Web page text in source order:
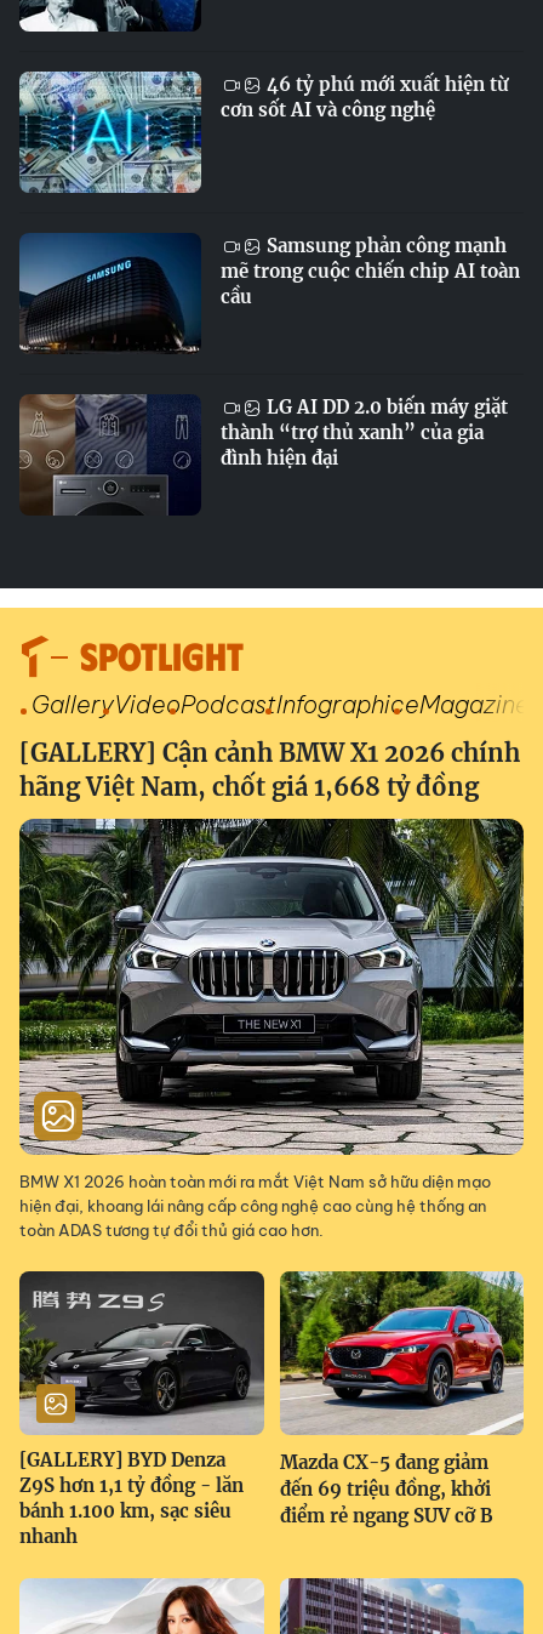
46 tỷ phú mới xuất hiện từ
cơn sốt AI và công nghệ
Samsung phản công mạnh
mẽ trong cuộc chiến chip AI toàn
cầu
LG AI DD 2.0 biến máy giặt
thành “trợ thủ xanh” của gia
đình hiện đại
SPOTLIGHT
GalleryVideoPodcastInfographiceMagazine
[GALLERY] Cận cảnh BMW X1 2026 chính
hãng Việt Nam, chốt giá 1,668 tỷ đồng
BMW X1 2026 hoàn toàn mới ra mắt Việt Nam sở hữu diện mạo
hiện đại, khoang lái nâng cấp công nghệ cao cùng hệ thống an
toàn ADAS tương tự đổi thủ giá cao hơn.
[GALLERY] BYD Denza
Z9S hơn 1,1 tỷ đồng - lăn
bánh 1.100 km, sạc siêu
nhanh
Mazda CX-5 đang giảm
đến 69 triệu đồng, khởi
điểm rẻ ngang SUV cỡ B